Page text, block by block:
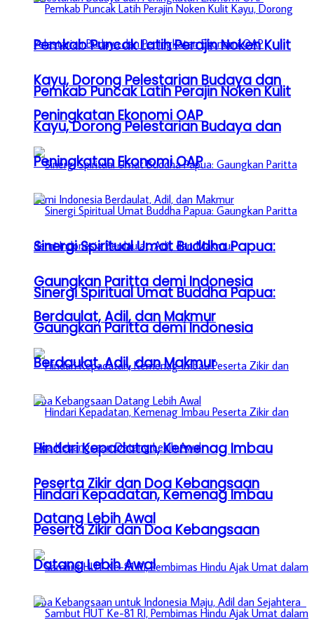
Pemkab Puncak Latih Perajin Noken Kulit
Kayu, Dorong Pelestarian Budaya dan
Peningkatan Ekonomi OAP
Sinergi Spiritual Umat Buddha Papua:
Gaungkan Paritta demi Indonesia
Berdaulat, Adil, dan Makmur
Hindari Kepadatan, Kemenag Imbau
Peserta Zikir dan Doa Kebangsaan
Datang Lebih Awal
Pemkab Puncak Latih Perajin Noken Kulit
Kayu, Dorong Pelestarian Budaya dan
Peningkatan Ekonomi OAP
Sinergi Spiritual Umat Buddha Papua:
Gaungkan Paritta demi Indonesia
Berdaulat, Adil, dan Makmur
Hindari Kepadatan, Kemenag Imbau
Peserta Zikir dan Doa Kebangsaan
Datang Lebih Awal